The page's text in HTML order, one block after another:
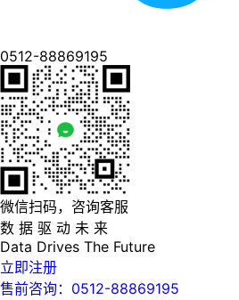
0512-88869195
微信扫码，咨询客服
数 据 驱 动 未 来
Data Drives The Future
立即注册
售前咨询：0512-88869195